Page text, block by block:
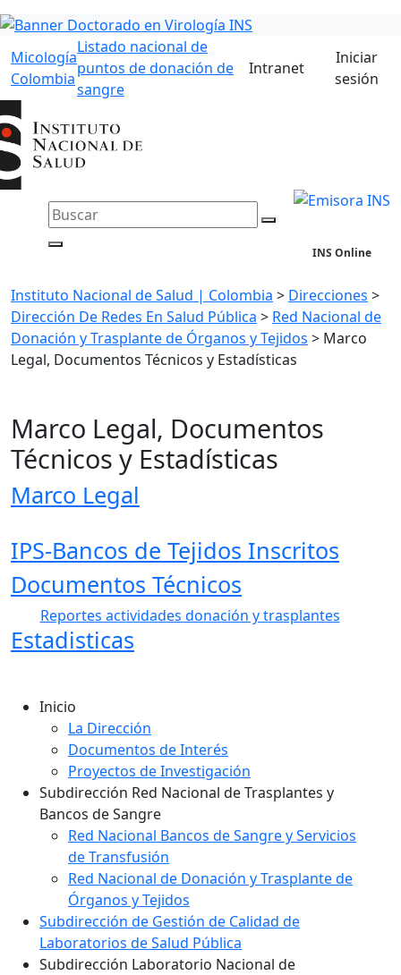
Micología
Colombia
Listado nacional de
puntos de donación de
sangre
Intranet
Iniciar
sesión
INS Online
Instituto Nacional de Salud | Colombia > Direcciones >
Dirección De Redes En Salud Pública > Red Nacional de
Donación y Trasplante de Órganos y Tejidos > Marco
Legal, Documentos Técnicos y Estadísticas
Marco Legal, Documentos
Técnicos y Estadísticas
Marco Legal
IPS-Bancos de Tejidos Inscritos
Documentos Técnicos
Reportes actividades donación y trasplantes
Estadisticas
Inicio
La Dirección
Documentos de Interés
Proyectos de Investigación
Subdirección Red Nacional de Trasplantes y
Bancos de Sangre
Red Nacional Bancos de Sangre y Servicios
de Transfusión
Red Nacional de Donación y Trasplante de
Órganos y Tejidos
Subdirección de Gestión de Calidad de
Laboratorios de Salud Pública
Subdirección Laboratorio Nacional de